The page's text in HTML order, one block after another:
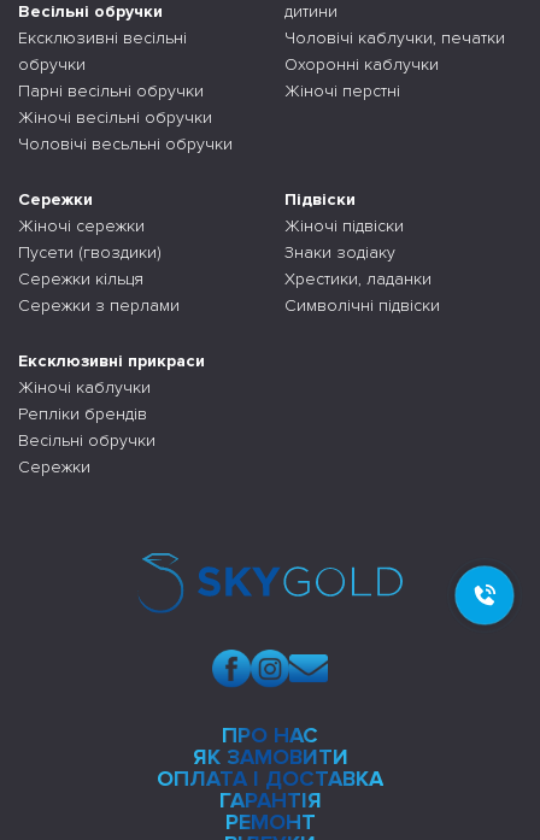
Весільні обручки
Ексклюзивні весільні
обручки
Парні весільні обручки
Жіночі весільні обручки
Чоловічі весьльні обручки
дитини
Чоловічі каблучки, печатки
Охоронні каблучки
Жіночі перстні
Сережки
Жіночі сережки
Пусети (гвоздики)
Сережки кільця
Сережки з перлами
Підвіски
Жіночі підвіски
Знаки зодіаку
Хрестики, ладанки
Символічні підвіски
Ексклюзивні прикраси
Жіночі каблучки
Репліки брендів
Весільні обручки
Сережки
ПРО НАС
ЯК ЗАМОВИТИ
ОПЛАТА І ДОСТАВКА
ГАРАНТІЯ
РЕМОНТ